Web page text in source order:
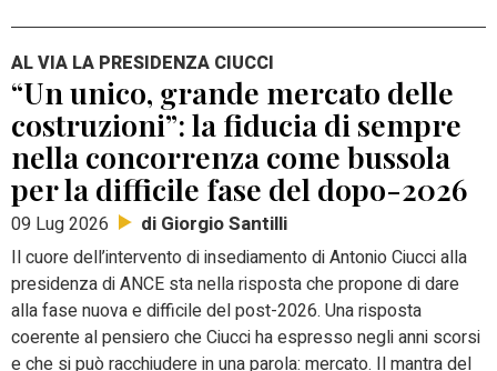
AL VIA LA PRESIDENZA CIUCCI
“Un unico, grande mercato delle
costruzioni”: la fiducia di sempre
nella concorrenza come bussola
per la difficile fase del dopo-2026
09 Lug 2026 di Giorgio Santilli
Il cuore dell’intervento di insediamento di Antonio Ciucci alla
presidenza di ANCE sta nella risposta che propone di dare
alla fase nuova e difficile del post-2026. Una risposta
coerente al pensiero che Ciucci ha espresso negli anni scorsi
e che si può racchiudere in una parola: mercato. Il mantra del